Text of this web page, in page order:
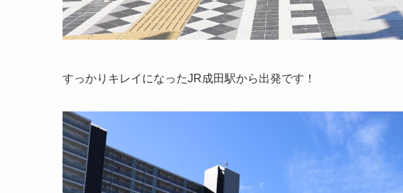
すっかりキレイになったJR成田駅から出発です！